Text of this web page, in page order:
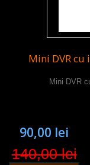
Mini DVR cu
Mini DVR
90,00 lei
140,00 lei